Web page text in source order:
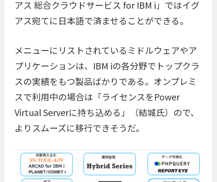
アス 総合クラウドサービス for IBM i」ではイグ
アス宛てに日本語で済ませることができる。
メニューにリストされているミドルウェアやア
プリケーションは、IBM iの各分野でトップクラ
スの実績をもつ製品ばかりである。オンプレミ
スで利用中の場合は「ライセンスをPower
Virtual Serverに持ち込める」（結城氏）ので、
よりスムーズに移行できそうだ。